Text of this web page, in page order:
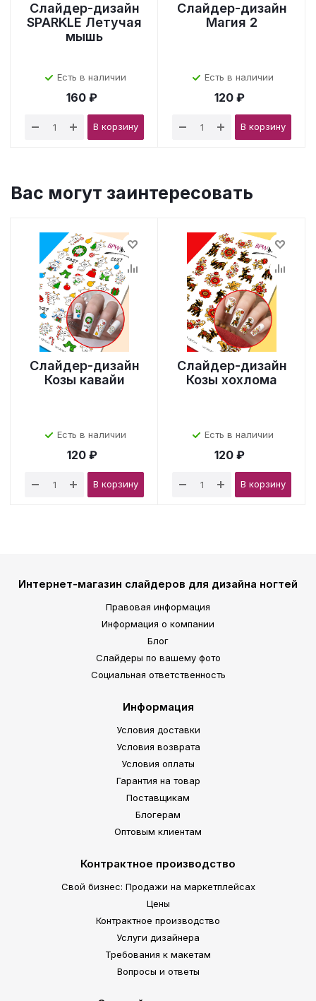
Слайдер-дизайн
SPARKLE Летучая
мышь
Есть в наличии
160 ₽
В корзину
Слайдер-дизайн
Магия 2
Есть в наличии
120 ₽
В корзину
Вас могут заинтересовать
Слайдер-дизайн
Козы кавайи
Есть в наличии
120 ₽
В корзину
Слайдер-дизайн
Козы хохлома
Есть в наличии
120 ₽
В корзину
Интернет-магазин слайдеров для дизайна ногтей
Правовая информация
Информация о компании
Блог
Слайдеры по вашему фото
Социальная ответственность
Информация
Условия доставки
Условия возврата
Условия оплаты
Гарантия на товар
Поставщикам
Блогерам
Оптовым клиентам
Контрактное производство
Свой бизнес: Продажи на маркетплейсах
Цены
Контрактное производство
Услуги дизайнера
Требования к макетам
Вопросы и ответы